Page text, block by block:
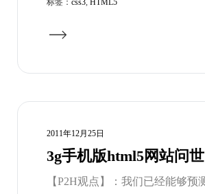
标签： css3, HTML5
2011年12月25日
3g手机版html5网站问世
【P2H观点】：我们已经能够预